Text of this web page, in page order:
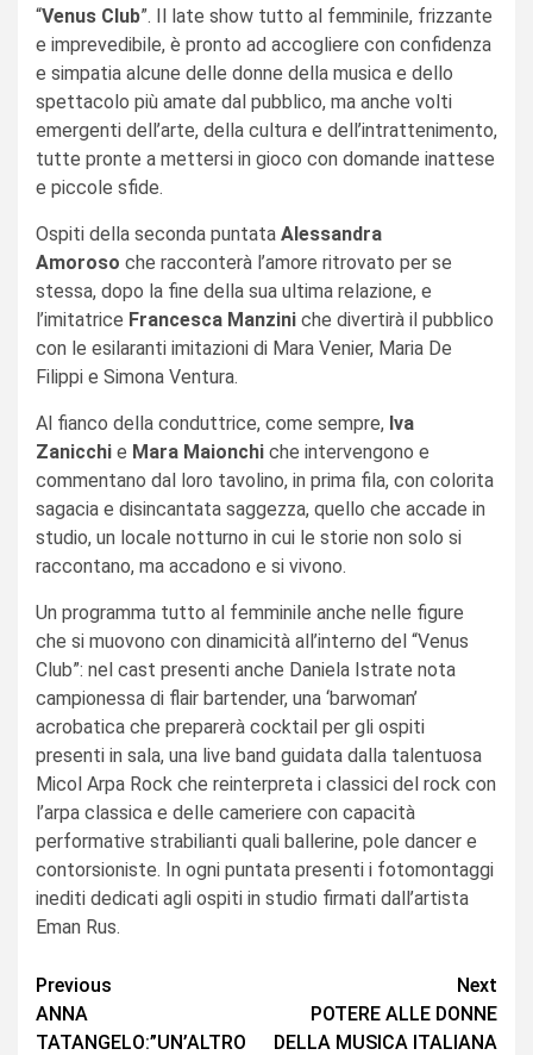
“Venus Club”. Il late show tutto al femminile, frizzante
e imprevedibile, è pronto ad accogliere con confidenza
e simpatia alcune delle donne della musica e dello
spettacolo più amate dal pubblico, ma anche volti
emergenti dell’arte, della cultura e dell’intrattenimento,
tutte pronte a mettersi in gioco con domande inattese
e piccole sfide.
Ospiti della seconda puntata Alessandra
Amoroso che racconterà l’amore ritrovato per se
stessa, dopo la fine della sua ultima relazione, e
l’imitatrice Francesca Manzini che divertirà il pubblico
con le esilaranti imitazioni di Mara Venier, Maria De
Filippi e Simona Ventura.
Al fianco della conduttrice, come sempre, Iva
Zanicchi e Mara Maionchi che intervengono e
commentano dal loro tavolino, in prima fila, con colorita
sagacia e disincantata saggezza, quello che accade in
studio, un locale notturno in cui le storie non solo si
raccontano, ma accadono e si vivono.
Un programma tutto al femminile anche nelle figure
che si muovono con dinamicità all’interno del “Venus
Club”: nel cast presenti anche Daniela Istrate nota
campionessa di flair bartender, una ‘barwoman’
acrobatica che preparerà cocktail per gli ospiti
presenti in sala, una live band guidata dalla talentuosa
Micol Arpa Rock che reinterpreta i classici del rock con
l’arpa classica e delle cameriere con capacità
performative strabilianti quali ballerine, pole dancer e
contorsioniste. In ogni puntata presenti i fotomontaggi
inediti dedicati agli ospiti in studio firmati dall’artista
Eman Rus.
Continue
Reading
Previous
ANNA
TATANGELO:”UN’ALTRO
Next
POTERE ALLE DONNE
DELLA MUSICA ITALIANA